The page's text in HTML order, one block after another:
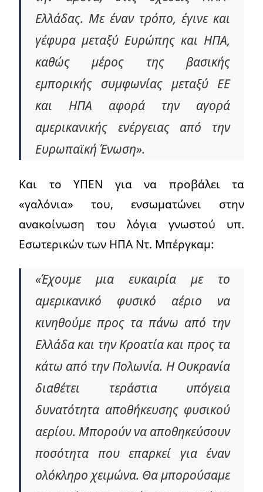
Ελλάδας. Με έναν τρόπο, έγινε και
γέφυρα μεταξύ Ευρώπης και ΗΠΑ,
καθώς μέρος της βασικής
εμπορικής συμφωνίας μεταξύ ΕΕ
και ΗΠΑ αφορά την αγορά
αμερικανικής ενέργειας από την
Ευρωπαϊκή Ένωση».
Και το ΥΠΕΝ για να προβάλει τα
«γαλόνια» του, ενσωματώνει στην
ανακοίνωση του λόγια γνωστού υπ.
Εσωτερικών των ΗΠΑ Ντ. Μπέργκαμ:
«Έχουμε μια ευκαιρία με το
αμερικανικό φυσικό αέριο να
κινηθούμε προς τα πάνω από την
Ελλάδα και την Κροατία και προς τα
κάτω από την Πολωνία. Η Ουκρανία
διαθέτει τεράστια υπόγεια
δυνατότητα αποθήκευσης φυσικού
αερίου. Μπορούν να αποθηκεύσουν
ποσότητα που επαρκεί για έναν
ολόκληρο χειμώνα. Θα μπορούσαμε